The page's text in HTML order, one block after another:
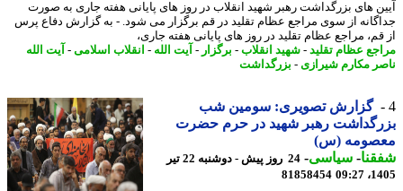
های بزرگداشت رهبر شهید انقلاب در روز های پایانی هفته جاری به صورت
از سوی مراجع عظام تقلید در قم برگزار می شود. - به گزارش دفاع پرس
مراجع عظام تقلید در روز های پایانی هفته جاری،
عظام تقلید-شهید انقلاب-برگزار - آیت الله-انقلاب اسلامی-آیت الله
مکارم شیرازی - بزرگداشت
گزارش تصویری: سومین شب
رهبر شهید در حرم حضرت
(س)
-سیاسی-
24 روز پیش - دوشنبه 22 تیر
81858454